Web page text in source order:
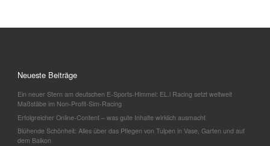
Neueste Beiträge
Ein neuer Stern am deutschen E-Sports-Himmel: EL.i Racing setzt weltweit
Maßstäbe im Non-Profit-Sim-Racing
Erfolgreicher Online-Content – was gute Inhalte wirklich ausmacht
Blühende Schönheit: Alles über das Pflegen von Tulpen in Vase, Garten und auf
dem Balkon